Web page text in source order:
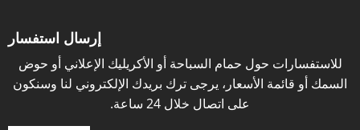
إرسال استفسار
للاستفسارات حول حمام السباحة أو الأكريليك الإعلاني أو حوض
السمك أو قائمة الأسعار، يرجى ترك بريدك الإلكتروني لنا وسنكون
على اتصال خلال 24 ساعة.